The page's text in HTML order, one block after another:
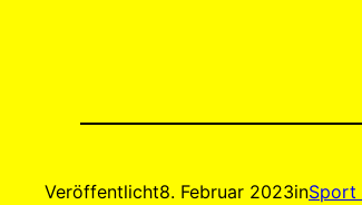
Veröffentlicht8. Februar 2023inSport